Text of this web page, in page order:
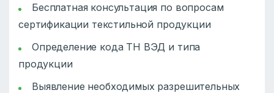
Бесплатная консультация по вопросам
сертификации текстильной продукции
Определение кода ТН ВЭД и типа
продукции
Выявление необходимых разрешительных